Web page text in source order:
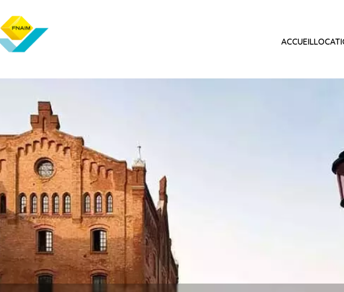
ACCUEIL